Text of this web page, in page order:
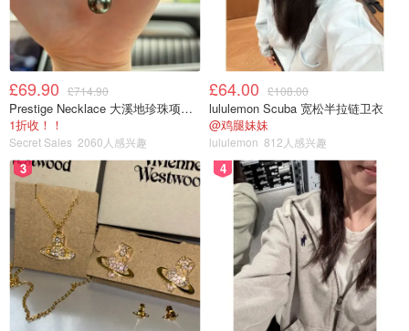
£69.90 £714.90
Prestige Necklace 大溪地珍珠项链 10-11mm
1折收！！
Secret Sales 2060人感兴趣
£64.00 £108.00
lululemon Scuba 宽松半拉链卫衣
@鸡腿妹妹
lululemon 812人感兴趣
3 4